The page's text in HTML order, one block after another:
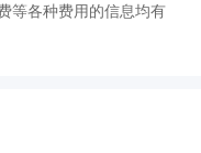
等各种费用的信息均有